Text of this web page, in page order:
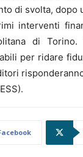
di svolta, dopo
interventi
di
per ridare